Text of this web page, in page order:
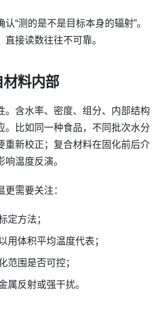
“测的是不是目标本身的辐射”。
接读数往往不可靠。
料内部
。含水率、密度、组分、内部结构
。比如同一种食品，不同批次水分
重新校正；复合材料在固化前后介
温度反演。
需要关注：
定方法；
用体积平均温度代表；
范围是否可控；
属反射或强干扰。